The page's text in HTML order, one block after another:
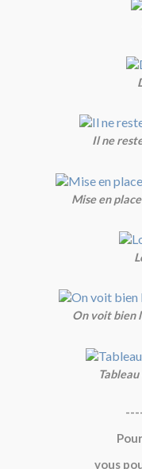
Il ne
Mise en
On voit bien
vous